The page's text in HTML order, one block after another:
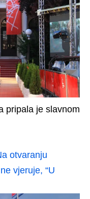
pripala je slavnom
otvaranju
vjeruje, “U